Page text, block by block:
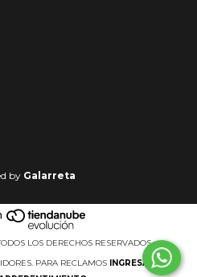
by Galarreta
LOS DERECHOS RESERVADOS.
PARA RECLAMOS INGRESÁ ACÁ.